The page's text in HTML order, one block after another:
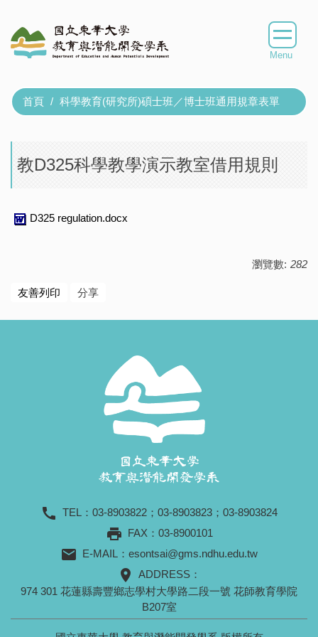
主
要
容
區
首頁 科學教育(研究所)碩士班／博士班通用規章表單
教D325科學教學演示教室借用規則
D325 regulation.docx
瀏覽數: 282
友善列印 分享
call TEL： 03-8903822 ； 03-8903823 ； 03-8903824
print FAX：03-8900101
mail E-MAIL： esontsai@gms.ndhu.edu.tw
location_on
ADDRESS：
974 301 花蓮縣壽豐鄉志學村大學路二段一號 花師教育學院
B207室